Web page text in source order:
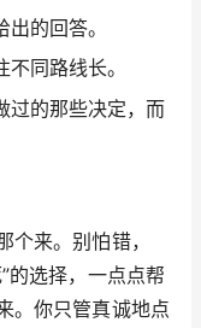
的回答。
同路线长。
过的那些决定，而
来。别怕错，
的选择，一点点帮
。你只管真诚地点